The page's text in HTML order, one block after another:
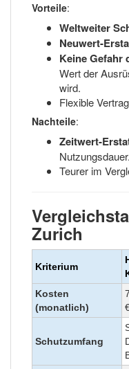
Vorteile:
Weltweiter
Neuwert-
Keine Gefahr
Wert der
wird.
Flexible
Nachteile:
Zeitwert-
Nutzungsdauer.
Teurer im
Zurich
Kriterium
Kosten
(monatlich)
Schutzumfang